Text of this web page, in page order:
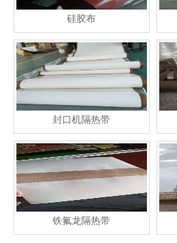
硅胶布
封口机隔热带
铁氟龙隔热带